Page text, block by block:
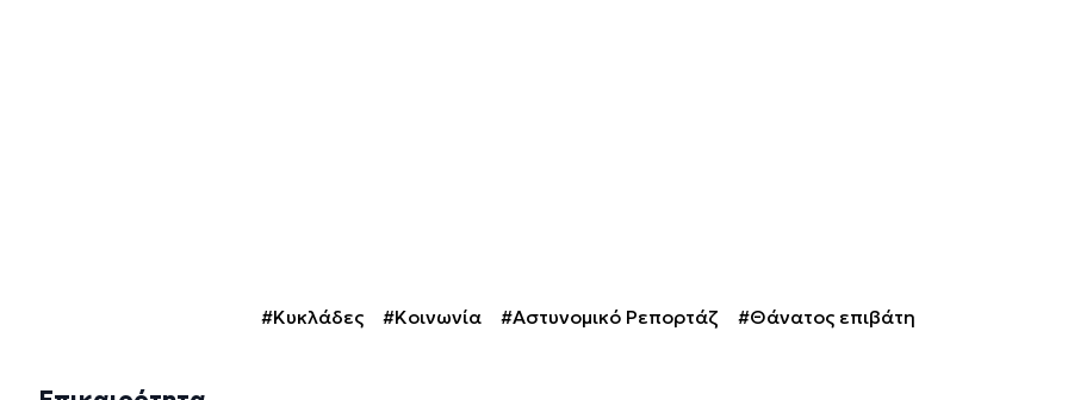
#Κυκλάδες #Κοινωνία #Αστυνομικό Ρεπορτάζ #Θάνατος επιβάτη